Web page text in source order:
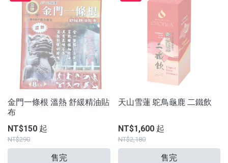
金門一條根 溫熱 舒緩精油貼
布
NT$150 起
NT$290
售完
天山雪蓮 鴕鳥龜鹿 二鐵飲
NT$1,600 起
NT$2,180
售完